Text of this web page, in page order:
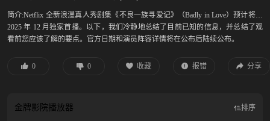
简介:Netflix 全新浪漫真人秀剧集《不良一族寻爱记》（Badly in Love）预计将于
2025 年 12 月独家首播。以下，我们冷静地总结了目前已知的信息，并总结了观
看前您应该了解的要点。官方日期和演员阵容详情将在公布后陆续公布。
0 0 收藏 报错 分享
金牌影院播放器 排序